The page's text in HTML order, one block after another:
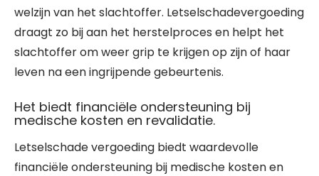
welzijn van het slachtoffer. Letselschadevergoeding
draagt zo bij aan het herstelproces en helpt het
slachtoffer om weer grip te krijgen op zijn of haar
leven na een ingrijpende gebeurtenis.
Het biedt financiële ondersteuning bij
medische kosten en revalidatie.
Letselschade vergoeding biedt waardevolle
financiële ondersteuning bij medische kosten en